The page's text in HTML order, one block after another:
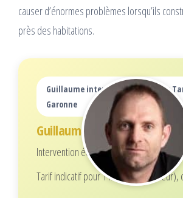
causer d’énormes problèmes lorsqu’ils
près des habitations.
Guillaume intervient dans tout le
Garonne
Guillaume
Intervention écoresponsable
Tarif indicatif pour 1 nid (selon hauteur),